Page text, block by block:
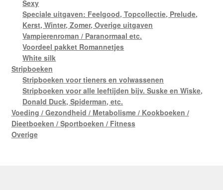
Sexy
Speciale uitgaven: Feelgood, Topcollectie, Prelude,
Kerst, Winter, Zomer, Overige uitgaven
Vampierenroman / Paranormaal etc.
Voordeel pakket Romannetjes
White silk
Stripboeken
Stripboeken voor tieners en volwassenen
Stripboeken voor alle leeftijden bijv. Suske en Wiske,
Donald Duck, Spiderman, etc.
Voeding / Gezondheid / Metabolisme / Kookboeken /
Dieetboeken / Sportboeken / Fitness
Overige